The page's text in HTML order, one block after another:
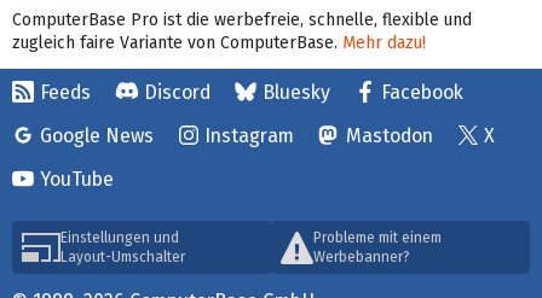
ComputerBase Pro ist die werbefreie, schnelle, flexible und
zugleich faire Variante von ComputerBase. Mehr dazu!
Feeds Discord Bluesky
Facebook
Google News
Instagram Mastodon
X
YouTube
Einstellungen und
Layout-Umschalter
Probleme mit einem
Werbebanner?